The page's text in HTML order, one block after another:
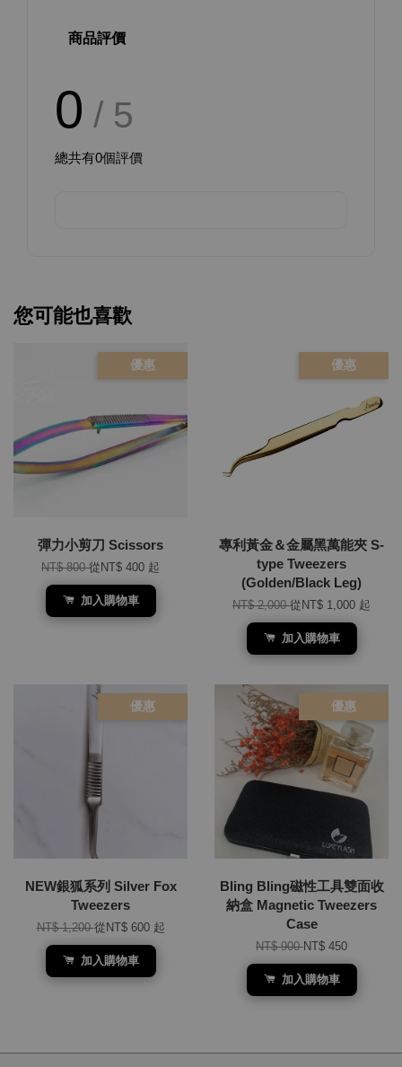
商品評價
0 / 5
總共有0個評價
您可能也喜歡
優惠
彈力小剪刀 Scissors
NT$ 800從NT$ 400 起
加入購物車
優惠
專利黃金＆金屬黑萬能夾 S-
type Tweezers
(Golden/Black Leg)
NT$ 2,000從NT$ 1,000 起
加入購物車
優惠
NEW銀狐系列 Silver Fox
Tweezers
NT$ 1,200從NT$ 600 起
加入購物車
優惠
Bling Bling磁性工具雙面收
納盒 Magnetic Tweezers
Case
NT$ 900NT$ 450
加入購物車